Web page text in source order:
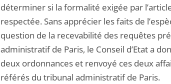
déterminer si la formalité exigée par
respectée. Sans apprécier les faits de
question de la recevabilité des requêtes
administratif de Paris, le Conseil d’Etat a
deux ordonnances et renvoyé ces deux
référés du tribunal administratif de Paris.